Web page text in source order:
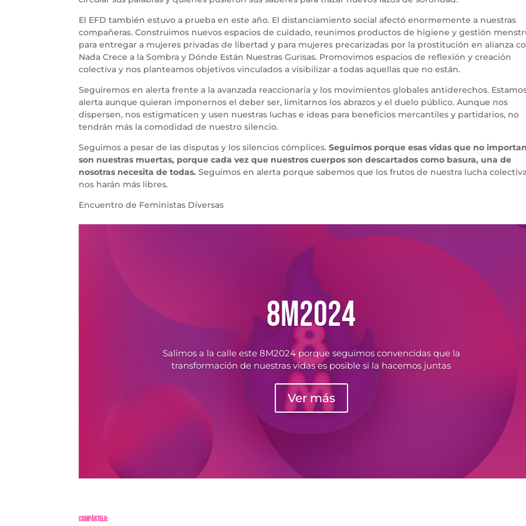
El EFD también estuvo a prueba en este año. El distanciamiento social afectó enormemente a nuestras
compañeras. Construimos nuevos espacios de cuidado, reunimos productos de higiene y gestión
para entregar a mujeres privadas de libertad y para mujeres precarizadas por la prostitución en alianza
Nada Crece a la Sombra y Dónde Están Nuestras Gurisas. Promovimos espacios de reflexión y creación
colectiva y nos planteamos objetivos vinculados a visibilizar a todas aquellas que no están.
Seguiremos en alerta frente a la avanzada reaccionaria y los movimientos globales antiderechos.
alerta aunque quieran imponernos el deber ser, limitarnos los abrazos y el duelo público. Aunque nos
dispersen, nos estigmaticen y usen nuestras luchas e ideas para beneficios mercantiles y partidarios, no
tendrán más la comodidad de nuestro silencio.
Seguimos a pesar de las disputas y los silencios cómplices.Seguimos porque esas vidas que no importan
son nuestras muertas, porque cada vez que nuestros cuerpos son descartados como basura, una de
nosotras necesita de todas.Seguimos en alerta porque sabemos que los frutos de nuestra lucha
nos harán más libres.
Encuentro de Feministas Diversas
8M2024
Salimos a la calle este 8M2024 porque seguimos convencidas que la
transformación de nuestras vidas es posible si la hacemos juntas
Ver más
Compártelo: